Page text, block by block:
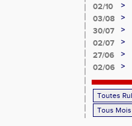
02/10
>
03/08
>
30/07
>
02/07
>
27/06
>
02/06
>